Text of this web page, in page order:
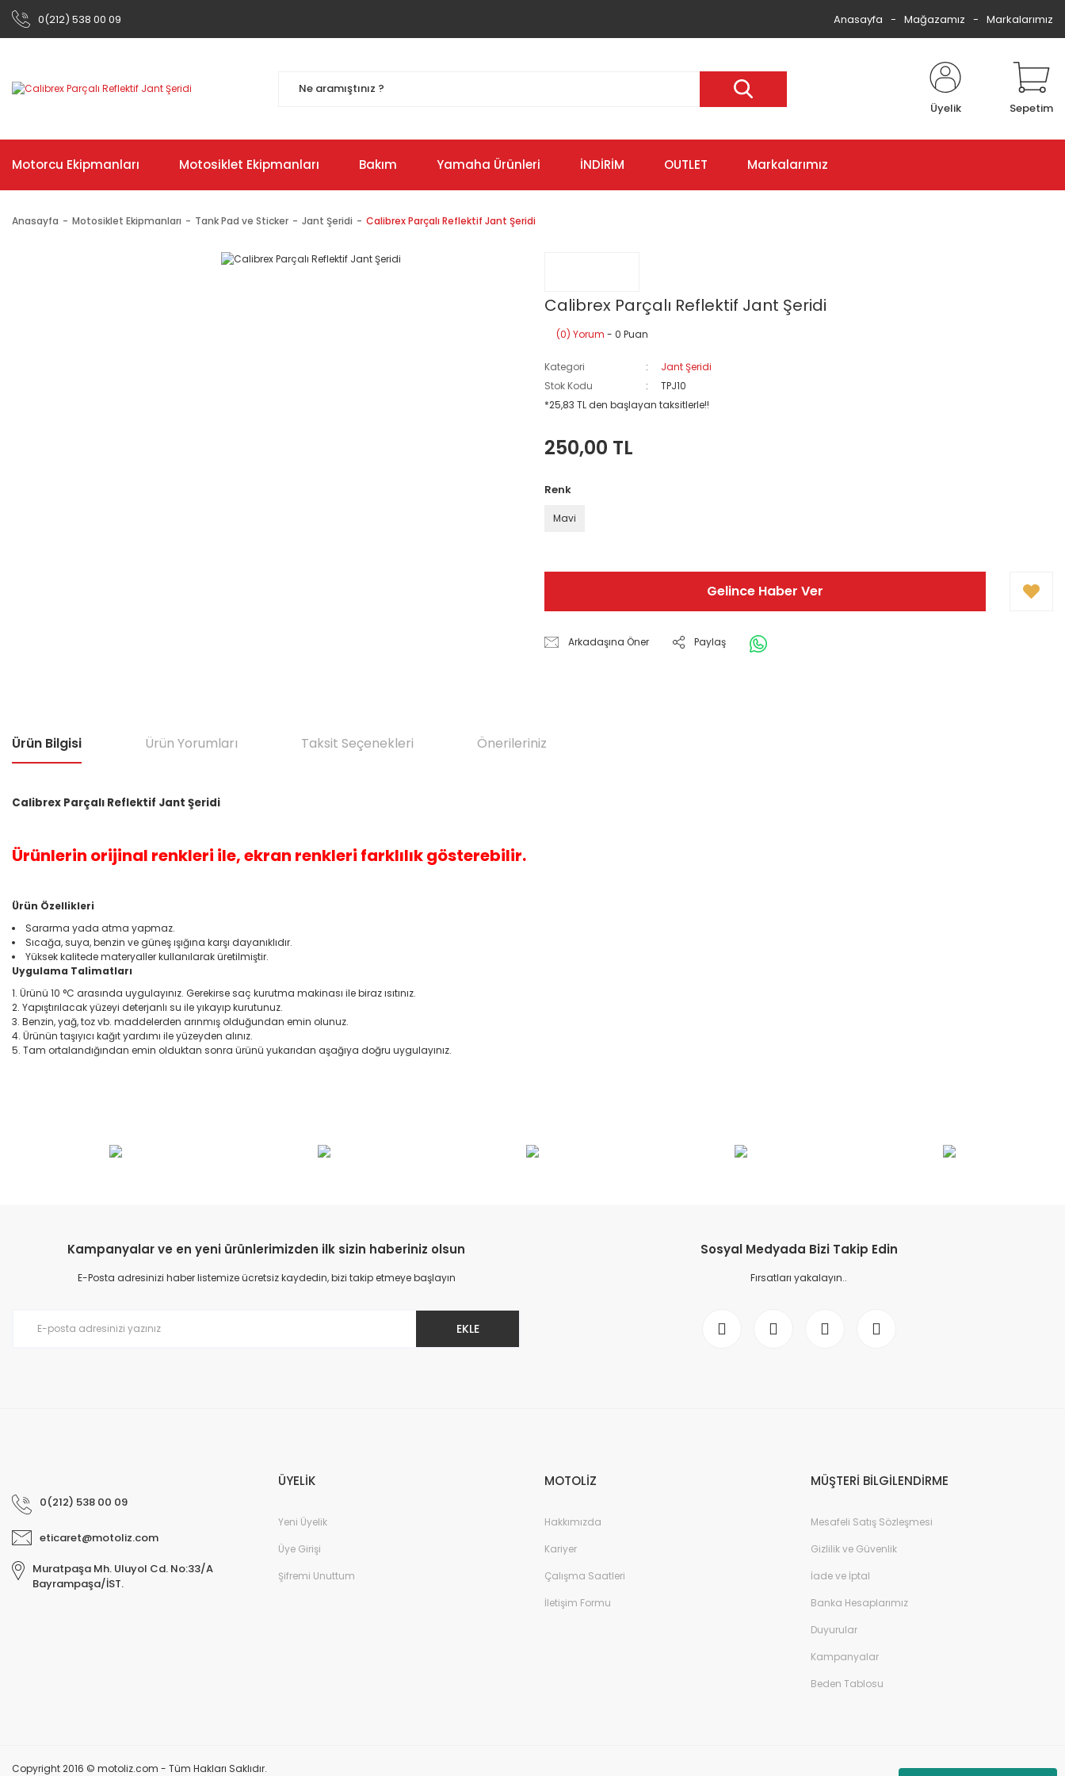
0(212) 538 00 09 Anasayfa Mağazamız Markalarımız
Üyelik Sepetim
Motorcu Ekipmanları Motosiklet Ekipmanları Bakım Yamaha Ürünleri İNDİRİM OUTLET Markalarımız
Anasayfa Motosiklet Ekipmanları Tank Pad ve Sticker Jant Şeridi Calibrex Parçalı Reflektif Jant Şeridi
Calibrex Parçalı Reflektif Jant Şeridi
(0) Yorum - 0 Puan
Kategori
Jant Şeridi
Stok Kodu
TPJ10
*25,83 TL den başlayan taksitlerle!!
250,00 TL
Renk
Mavi
Gelince Haber Ver
Arkadaşına Öner Paylaş
Ürün Bilgisi Ürün Yorumları Taksit Seçenekleri Önerileriniz
Calibrex Parçalı Reflektif Jant Şeridi
Ürünlerin orijinal renkleri ile, ekran renkleri farklılık gösterebilir.
Ürün Özellikleri
Sararma yada atma yapmaz.
Sıcağa, suya, benzin ve güneş ışığına karşı dayanıklıdır.
Yüksek kalitede materyaller kullanılarak üretilmiştir.
Uygulama Talimatları
Ürünü 10 °C arasında uygulayınız. Gerekirse saç kurutma makinası ile biraz ısıtınız.
Yapıştırılacak yüzeyi deterjanlı su ile yıkayıp kurutunuz.
Benzin, yağ, toz vb. maddelerden arınmış olduğundan emin olunuz.
Ürünün taşıyıcı kağıt yardımı ile yüzeyden alınız.
Tam ortalandığından emin olduktan sonra ürünü yukarıdan aşağıya doğru uygulayınız.
Bu ürüne ilk yorumu siz yapın!
Görüş ve önerileriniz için teşekkür ederiz.
Ürün fiyatı diğer sitelerden daha pahalı.
Bu ürüne benzer farklı alternatifler olmalı.
Kampanyalar ve en yeni ürünlerimizden ilk sizin haberiniz olsun
E-Posta adresinizi haber listemize ücretsiz kaydedin, bizi takip etmeye başlayın
EKLE
Sosyal Medyada Bizi Takip Edin
Fırsatları yakalayın..
0(212) 538 00 09
eticaret@motoliz.com
Muratpaşa Mh. Uluyol Cd. No:33/A
Bayrampaşa/İST.
ÜYELİK
Yeni Üyelik
Üye Girişi
Şifremi Unuttum
MOTOLİZ
Hakkımızda
Kariyer
Çalışma Saatleri
İletişim Formu
MÜŞTERİ BİLGİLENDİRME
Mesafeli Satış Sözleşmesi
Gizlilik ve Güvenlik
İade ve İptal
Banka Hesaplarımız
Duyurular
Kampanyalar
Beden Tablosu
Copyright 2016 © motoliz.com - Tüm Hakları Saklıdır.